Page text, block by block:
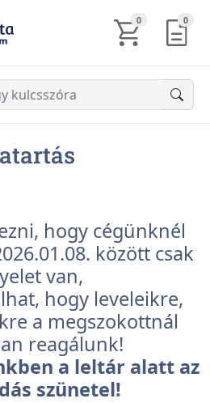
0KOSÁR 0
hogy cégünknél
között csak
van,
hogy leveleikre,
a megszokottnál
reagálunk!
a leltár alatt az
szünetel!